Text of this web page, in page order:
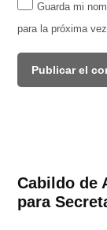
Guarda mi
para la próxima
Cabildo de
para